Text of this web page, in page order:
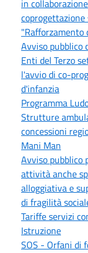
in
Avviso pubblico
Enti del Terzo
l'avvio di co-
d'infanzia
Programma
Strutture
concessioni
Mani Man
Avviso pubblico
attività anche
alloggiativa e
di fragilità
Tariffe servizi
Istruzione
SOS - Orfani di